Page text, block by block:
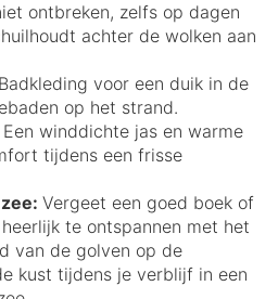
ontbreken, zelfs op dagen
achter de wolken aan
Badkleding voor een duik in de
op het strand.
Een winddichte jas en warme
tijdens een frisse
Vergeet een goed boek of
te ontspannen met het
van de golven op de
kust tijdens je verblijf in een